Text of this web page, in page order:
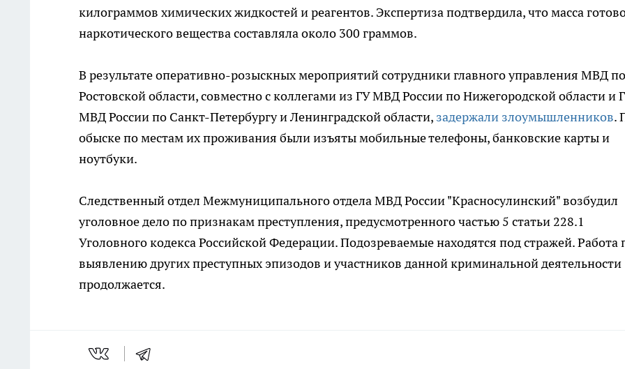
килограммов химических жидкостей и реагентов. Экспертиза подтвердила, что масса
наркотического вещества составляла около 300 граммов.
В результате оперативно-розыскных мероприятий сотрудники главного управления МВД по
Ростовской области, совместно с коллегами из ГУ МВД России по Нижегородской области и
МВД России по Санкт-Петербургу и Ленинградской области, задержали злоумышленников.
обыске по местам их проживания были изъяты мобильные телефоны, банковские карты и
ноутбуки.
Следственный отдел Межмуниципального отдела МВД России "Красносулинский" возбудил
уголовное дело по признакам преступления, предусмотренного частью 5 статьи 228.1
Уголовного кодекса Российской Федерации. Подозреваемые находятся под стражей. Работа
выявлению других преступных эпизодов и участников данной криминальной деятельности
продолжается.